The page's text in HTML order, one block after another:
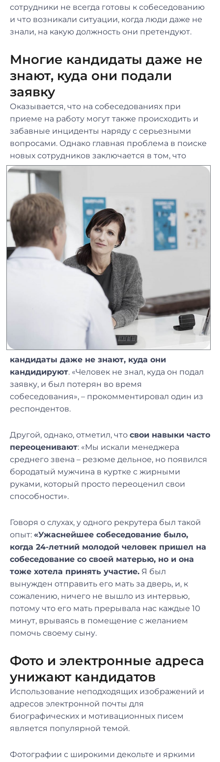
сотрудники не всегда готовы к собеседованию
и что возникали ситуации, когда люди даже не
знали, на какую должность они претендуют.
Многие кандидаты даже не
знают, куда они подали
заявку
Оказывается, что на собеседованиях при
приеме на работу могут также происходить и
забавные инциденты наряду с серьезными
вопросами. Однако главная проблема в поиске
новых сотрудников заключается в том, что
кандидаты даже не знают, куда они
кандидируют. «Человек не знал, куда он подал
заявку, и был потерян во время
собеседования», – прокомментировал один из
респондентов.
Другой, однако, отметил, что свои навыки часто
переоценивают: «Мы искали менеджера
среднего звена – резюме дельное, но появился
бородатый мужчина в куртке с жирными
руками, который просто переоценил свои
способности».
Говоря о слухах, у одного рекрутера был такой
опыт: «Ужаснейшее собеседование было,
когда 24-летний молодой человек пришел на
собеседование со своей матерью, но и она
тоже хотела принять участие. Я был
вынужден отправить его мать за дверь, и, к
сожалению, ничего не вышло из интервью,
потому что его мать прерывала нас каждые 10
минут, врываясь в помещение с желанием
помочь своему сыну.
Фото и электронные адреса
унижают кандидатов
Использование неподходящих изображений и
адресов электронной почты для
биографических и мотивационных писем
является популярной темой.
Фотографии с широкими декольте и яркими